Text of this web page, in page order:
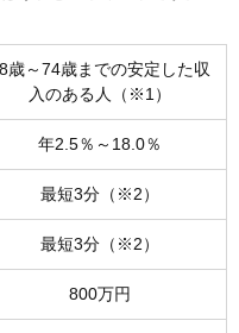
歳～74歳までの安定した収
入のある人（※1）
年2.5％～18.0％
最短3分（※2）
最短3分（※2）
800万円